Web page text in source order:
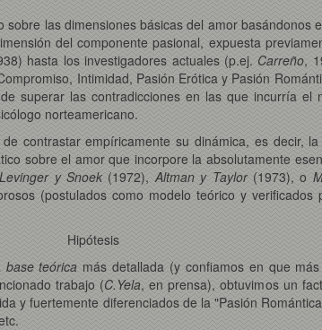
sobre las dimensiones básicas del amor basándonos
del componente pasional, expuesta
hasta los investigadores actuales (p.ej. Carreño,
Intimidad, Pasión Erótica y Pasión
superar las contradicciones en las que incurría el
norteamericano.
contrastar empíricamente su dinámica, es decir,
sobre el amor que incorpore la absolutamente
Levinger y Snoek(1972), Altman y Taylor(1973), o
(postulados como modelo teórico y
Hipótesis
base teórica más detallada (y confiamos en que
trabajo (C.Yela, en prensa), obtuvimos un
y fuertemente diferenciados de la "Pasión